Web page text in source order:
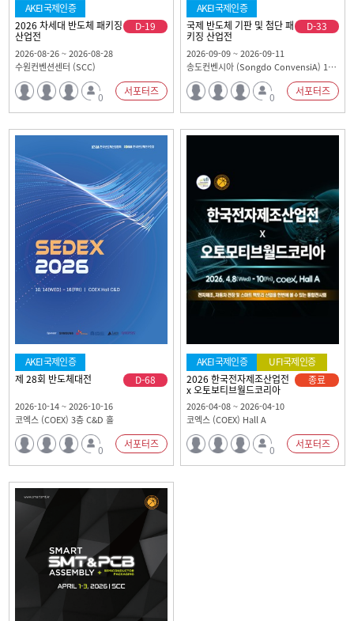
AKEI국제인증
2026 차세대 반도체 패키징
산업전
D-19
2026-08-26 ~ 2026-08-28
수원컨벤션센터 (SCC)
0 서포터즈
AKEI국제인증
국제 반도체 기판 및 첨단 패
키징 산업전
D-33
2026-09-09 ~ 2026-09-11
송도컨벤시아 (Songdo ConvensiA) 1홀~4홀
0 서포터즈
AKEI국제인증
제 28회 반도체대전
D-68
2026-10-14 ~ 2026-10-16
코엑스 (COEX) 3층 C&D 홀
0 서포터즈
AKEI국제인증
UFI국제인증
2026 한국전자제조산업전
x 오토보티브월드코리아
종료
2026-04-08 ~ 2026-04-10
코엑스 (COEX) Hall A
0 서포터즈